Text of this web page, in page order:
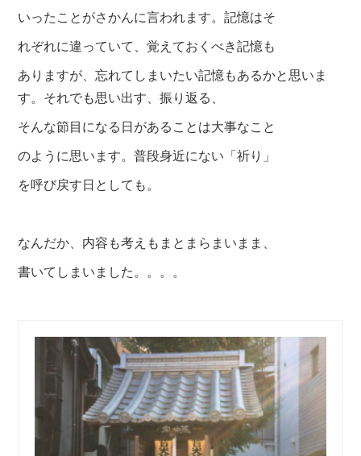
いったことがさかんに言われます。記憶はそ
れぞれに違っていて、覚えておくべき記憶も
ありますが、忘れてしまいたい記憶もあるかと思いま
す。それでも思い出す、振り返る、
そんな節目になる日があることは大事なこと
のように思います。普段身近にない「祈り」
を呼び戻す日としても。
なんだか、内容も考えもまとまらまいまま、
書いてしまいました。。。。